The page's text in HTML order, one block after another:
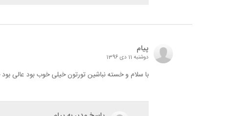
پیام
دوشنبه 11 دی 1396
با سلام و خسته نباشین تورتون خیلی خوب بود عالی